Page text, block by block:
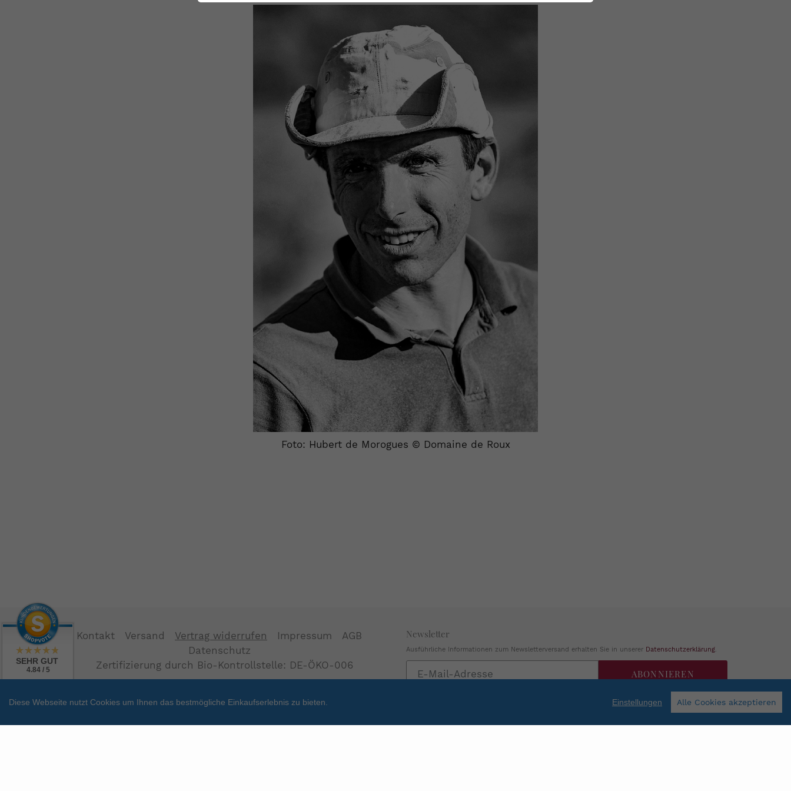
Foto: Hubert de Morogues © Domaine de Roux
Kontakt Versand Vertrag widerrufen Impressum
AGB
Datenschutz
Zertifizierung durch Bio-Kontrollstelle: DE-ÖKO-006
Newsletter
Ausführliche Informationen zum Newsletterversand erhalten Sie in unserer Datenschutzerklärung.
Abonnieren
Sie
ABONNIEREN
Diese Webseite nutzt Cookies um Ihnen das bestmögliche Einkaufserlebnis zu bieten. Einstellungen Alle Cookies akzeptieren
SEHR GUT
4.84 / 5